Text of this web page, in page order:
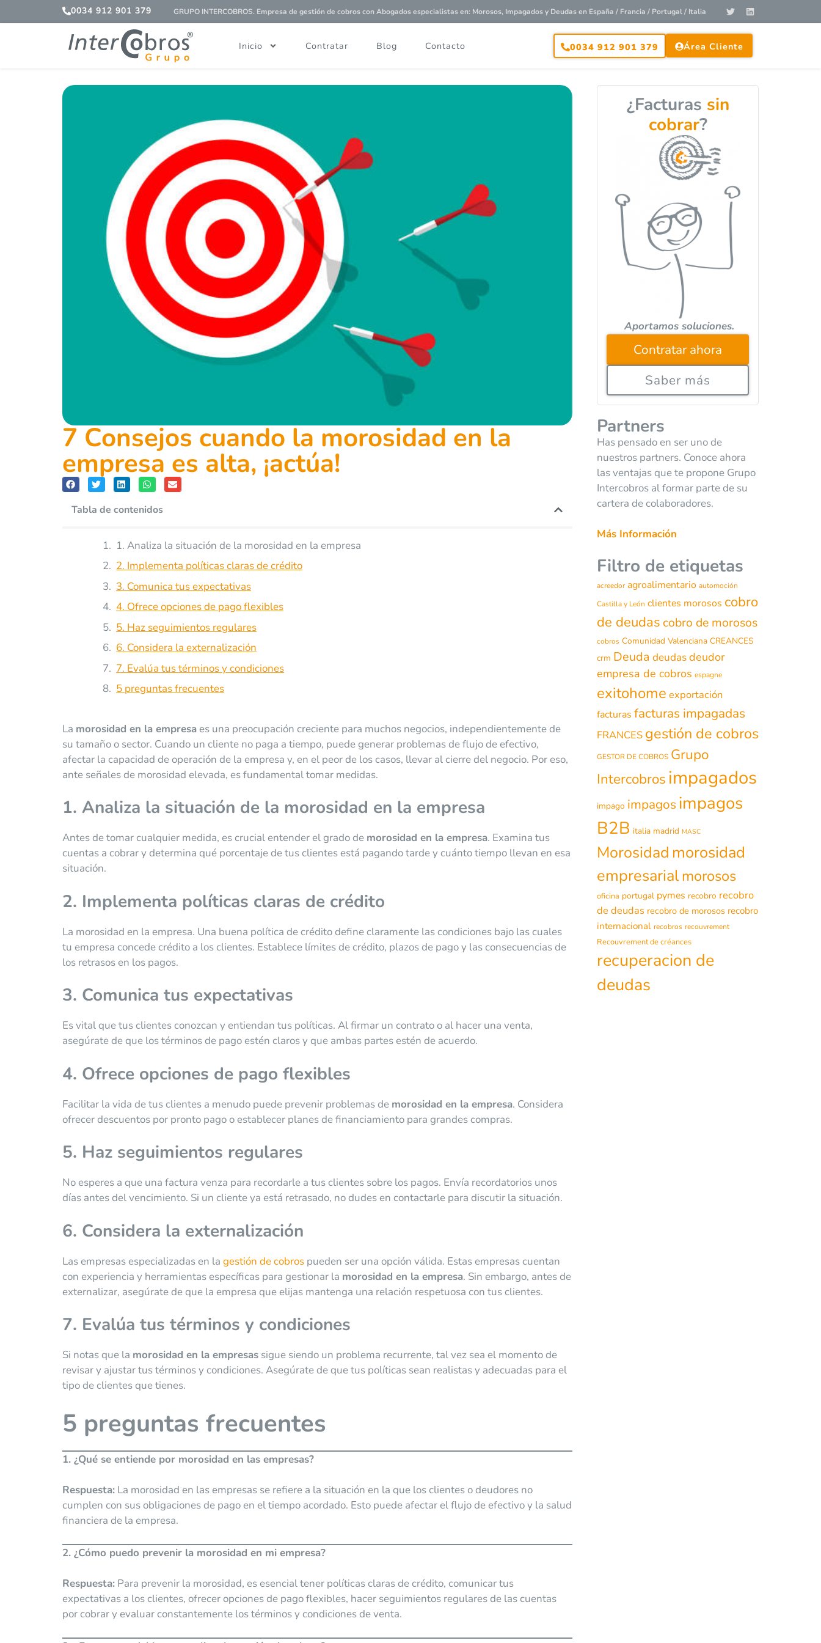
0034 912 901 379 GRUPO INTERCOBROS. Empresa de gestión de cobros conAbogados especialistasen: Morosos, Impagados y Deudas en España / Francia / Portugal / Italia
Inicio Contratar Blog Contacto 0034 912 901 379 Área Cliente
7 Consejos cuando la morosidad en la
empresa es alta, ¡actúa!
Tabla de contenidos
1. Analiza la situación de la morosidad en la empresa
2. Implementa políticas claras de crédito
3. Comunica tus expectativas
4. Ofrece opciones de pago flexibles
5. Haz seguimientos regulares
6. Considera la externalización
7. Evalúa tus términos y condiciones
5 preguntas frecuentes
La morosidad en la empresa es una preocupación creciente para muchos negocios, independientemente de
su tamaño o sector. Cuando un cliente no paga a tiempo, puede generar problemas de flujo de efectivo,
afectar la capacidad de operación de la empresa y, en el peor de los casos, llevar al cierre del negocio. Por eso,
ante señales de morosidad elevada, es fundamental tomar medidas.
1. Analiza la situación de la morosidad en la empresa
Antes de tomar cualquier medida, es crucial entender el grado de morosidad en la empresa. Examina tus
cuentas a cobrar y determina qué porcentaje de tus clientes está pagando tarde y cuánto tiempo llevan en esa
situación.
2. Implementa políticas claras de crédito
La morosidad en la empresa. Una buena política de crédito define claramente las condiciones bajo las cuales
tu empresa concede crédito a los clientes. Establece límites de crédito, plazos de pago y las consecuencias de
los retrasos en los pagos.
3. Comunica tus expectativas
Es vital que tus clientes conozcan y entiendan tus políticas. Al firmar un contrato o al hacer una venta,
asegúrate de que los términos de pago estén claros y que ambas partes estén de acuerdo.
4. Ofrece opciones de pago flexibles
Facilitar la vida de tus clientes a menudo puede prevenir problemas de morosidad en la empresa. Considera
ofrecer descuentos por pronto pago o establecer planes de financiamiento para grandes compras.
5. Haz seguimientos regulares
No esperes a que una factura venza para recordarle a tus clientes sobre los pagos. Envía recordatorios unos
días antes del vencimiento. Si un cliente ya está retrasado, no dudes en contactarle para discutir la situación.
6. Considera la externalización
Las empresas especializadas en la gestión de cobros pueden ser una opción válida. Estas empresas cuentan
con experiencia y herramientas específicas para gestionar la morosidad en la empresa. Sin embargo, antes de
externalizar, asegúrate de que la empresa que elijas mantenga una relación respetuosa con tus clientes.
7. Evalúa tus términos y condiciones
Si notas que la morosidad en la empresas sigue siendo un problema recurrente, tal vez sea el momento de
revisar y ajustar tus términos y condiciones. Asegúrate de que tus políticas sean realistas y adecuadas para el
tipo de clientes que tienes.
5 preguntas frecuentes
1. ¿Qué se entiende por morosidad en las empresas?
Respuesta: La morosidad en las empresas se refiere a la situación en la que los clientes o deudores no
cumplen con sus obligaciones de pago en el tiempo acordado. Esto puede afectar el flujo de efectivo y la salud
financiera de la empresa.
2. ¿Cómo puedo prevenir la morosidad en mi empresa?
Respuesta: Para prevenir la morosidad, es esencial tener políticas claras de crédito, comunicar tus
expectativas a los clientes, ofrecer opciones de pago flexibles, hacer seguimientos regulares de las cuentas
por cobrar y evaluar constantemente los términos y condiciones de venta.
¿Facturas sin
cobrar?
Aportamos soluciones.
Contratar ahora
Saber más
Partners
Has pensado en ser uno de
nuestros partners. Conoce ahora
las ventajas que te propone Grupo
Intercobros al formar parte de su
cartera de colaboradores.
Más Información
Filtro de etiquetas
acreedor agroalimentario automoción
Castilla y León clientes morosos cobro
de deudas cobro de morosos
cobros Comunidad Valenciana CREANCES
crm Deuda deudasdeudor
empresa de cobros espagne
exitohome exportación
facturas facturas impagadas
FRANCES gestión de cobros
GESTOR DE COBROS Grupo
Intercobrosimpagados
impago impagos impagos
B2B italia madrid MASC
Morosidad morosidad
empresarialmorosos
oficina portugal pymes recobro recobro
de deudas recobro de morosos recobro
internacional recobros recouvrement
Recouvrement de créances
recuperacion de
deudas